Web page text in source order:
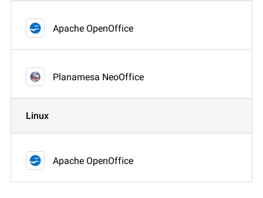
Apache OpenOffice
Planamesa NeoOffice
Linux
Apache OpenOffice